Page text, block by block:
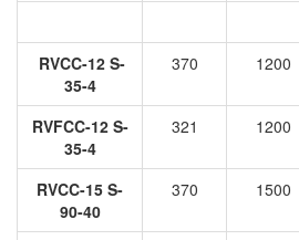
RVCC-12 S-
35-4
370 1200
RVFCC-12 S-
35-4
321 1200
RVCC-15 S-
90-40
370 1500